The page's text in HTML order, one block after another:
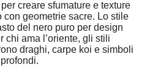
creare sfumature e texture
geometrie sacre. Lo stile
del nero puro per design
chi ama l’oriente, gli stili
draghi, carpe koi e simboli